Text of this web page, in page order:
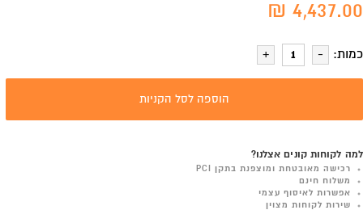
4,437.00 ₪
כמות:
הוספה לסל הקניות
למה לקוחות קונים אצלנו?
רכישה מאובטחת ומוצפנת בתקן PCI
משלוח חינם
אפשרות לאיסוף עצמי
שירות לקוחות מצוין